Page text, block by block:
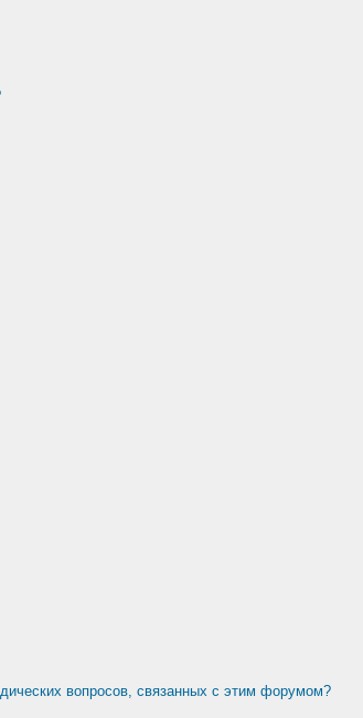
вопросов, связанных с этим форумом?